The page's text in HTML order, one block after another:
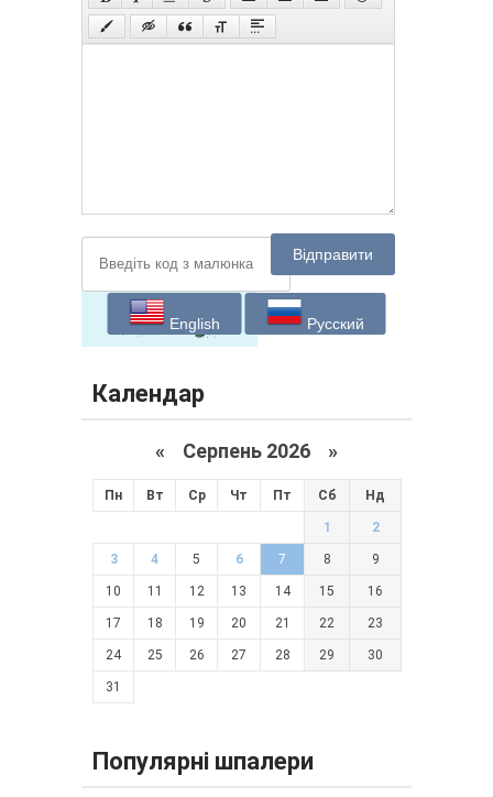
Відправити
English Русский
Календар
« Серпень 2026 »
Пн Вт Ср Чт Пт Сб Нд
1 2
3 4 5 6 7 8 9
10 11 12 13 14 15 16
17 18 19 20 21 22 23
24 25 26 27 28 29 30
31
Популярні шпалери